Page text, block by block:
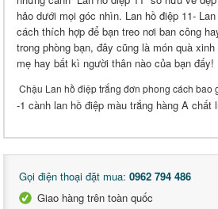
hảo dưới mọi góc nhìn. Lan hồ điệp 11-
cách thích hợp để bạn treo nơi ban công
trong phòng bạn, đây cũng là món quà
mẹ hay bất kì người thân nào của bạn đấy!
Chậu Lan hồ điệp trắng đơn phong cách bao
-1 cành lan hồ điệp màu trắng hàng A chất
Gọi điện thoại đặt mua: 0962 794 486
Giao hàng trên toàn quốc